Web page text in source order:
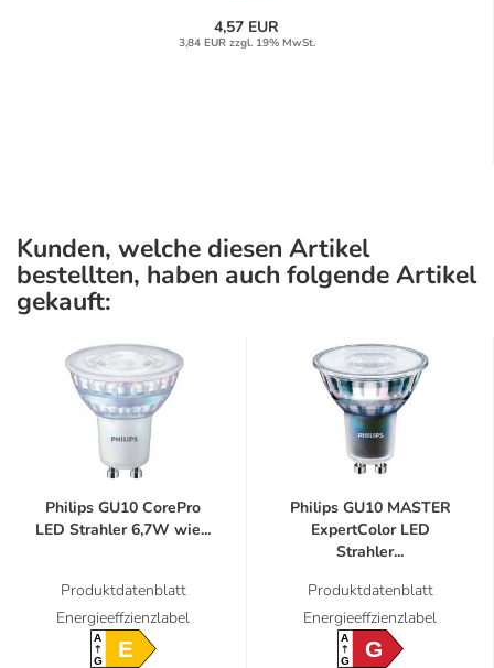
4,57 EUR
3,84 EUR zzgl. 19% MwSt.
Kunden, welche diesen Artikel
bestellten, haben auch folgende Artikel
gekauft:
Philips GU10 CorePro
LED Strahler 6,7W wie...
Produktdatenblatt
Energieeffzienzlabel
A
GE
Philips GU10 MASTER
ExpertColor LED
Strahler...
Produktdatenblatt
Energieeffzienzlabel
A
GG